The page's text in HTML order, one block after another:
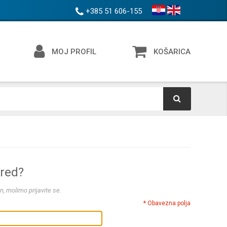
+385 51 606-155
MOJ PROFIL KOŠARICA
molimo prijavite se.
* Obavezna polja